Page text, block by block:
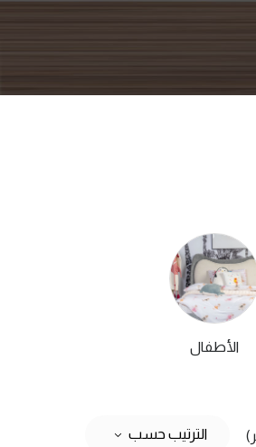
الأطفال
الترتيب حسب